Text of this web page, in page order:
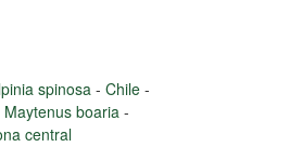
spinosa- Chile -
Maytenus boaria -
central